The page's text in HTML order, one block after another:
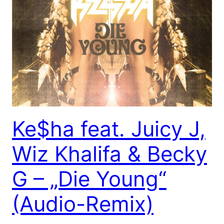
Ke$ha feat. Juicy J,
Wiz Khalifa & Becky
G – „Die Young“
(Audio-Remix)